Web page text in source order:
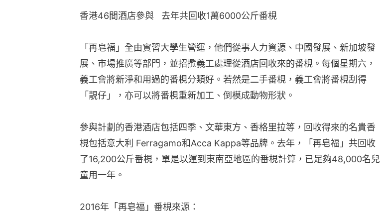
香港46間酒店參與   去年共回收1萬6000公斤番梘
「再皂福」全由實習大學生營運，他們從事人力資源、中國發展、新加坡發
展、市場推廣等部門，並招攬義工處理從酒店回收來的番梘。每個星期六，
義工會將新淨和用過的番梘分類好。若然是二手番梘，義工會將番梘刮得
「靚仔」，亦可以將番梘重新加工、倒模成動物形狀。
參與計劃的香港酒店包括四季、文華東方、香格里拉等，回收得來的名貴香
梘包括意大利 Ferragamo和Acca Kappa等品牌。去年，「再皂福」共回收
了16,200公斤番梘，單是以運到東南亞地區的番梘計算，已足夠48,000名兒
童用一年。
2016年「再皂福」番梘來源：